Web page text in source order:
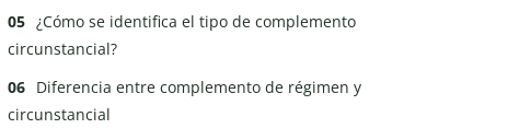
¿Cómo se identifica el tipo de complemento
circunstancial?
Diferencia entre complemento de régimen y
circunstancial